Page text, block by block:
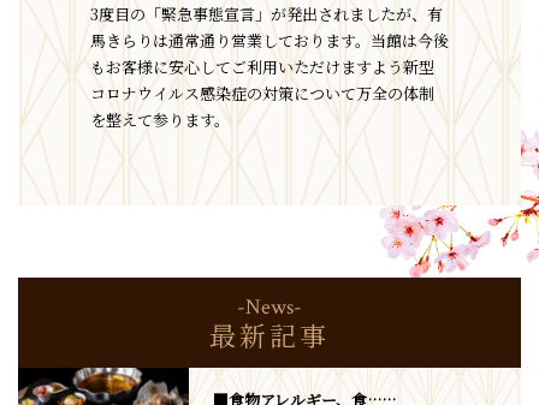
3度目の「緊急事態宣言」が発出されましたが、有
馬きらりは通常通り営業しております。当館は今後
もお客様に安心してご利用いただけますよう新型
コロナウイルス感染症の対策について万全の体制
を整えて参ります。
-News-
最新記事
■食物アレルギー、食……